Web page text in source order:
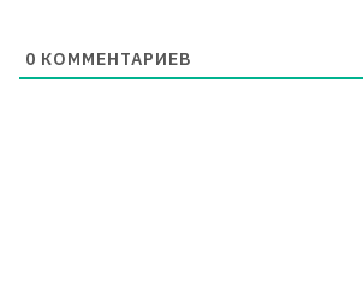
0 КОММЕНТАРИЕВ